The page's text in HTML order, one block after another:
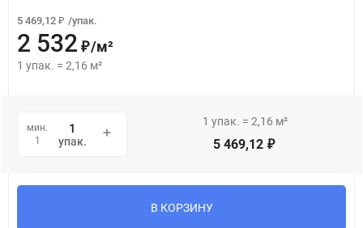
5 469,12 ₽ /упак.
2 532 ₽/м²
1 упак. = 2,16 м²
мин.
1
упак.
1 упак. = 2,16 м²
5 469,12 ₽
В КОРЗИНУ